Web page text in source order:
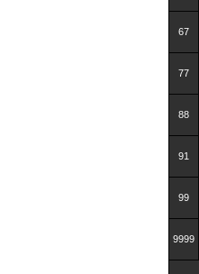
67
77
88
91
99
9999